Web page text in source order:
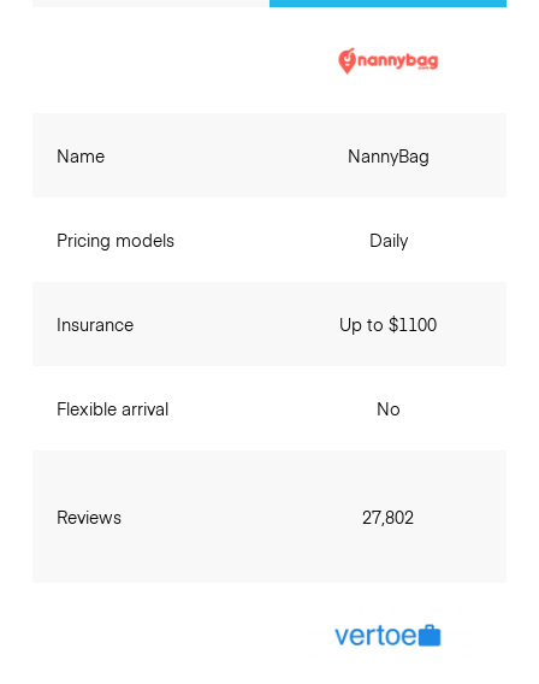
Name
Pricing models
Insurance
Flexible arrival
Reviews
NannyBag
Daily
Up to $1100
No
27,802